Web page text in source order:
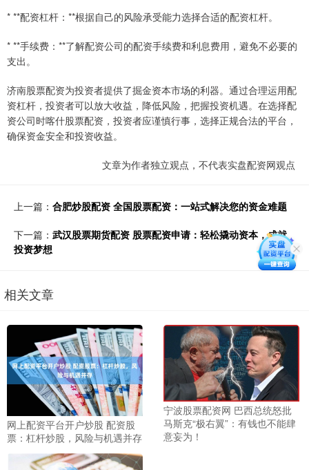
* **配资杠杆：**根据自己的风险承受能力选择合适的配资杠杆。
* **手续费：**了解配资公司的配资手续费和利息费用，避免不必要的
支出。
济南股票配资为投资者提供了掘金资本市场的利器。通过合理运用配
资杠杆，投资者可以放大收益，降低风险，把握投资机遇。在选择配
资公司时喀什股票配资，投资者应谨慎行事，选择正规合法的平台，
确保资金安全和投资收益。
文章为作者独立观点，不代表实盘配资网观点
上一篇： 合肥炒股配资 全国股票配资：一站式解决您的资金难题
下一篇： 武汉股票期货配资 股票配资申请：轻松撬动资本，成就
投资梦想
相关文章
网上配资平台开户炒股 配资股
票：杠杆炒股，风险与机遇并存
宁波股票配资网 巴西总统怒批
马斯克“极右翼”：有钱也不能肆
意妄为！